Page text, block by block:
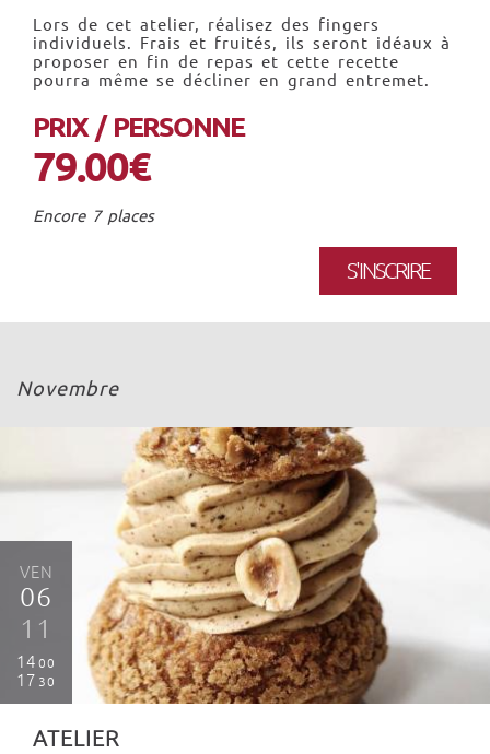
Lors de cet atelier, réalisez des fingers
individuels. Frais et fruités, ils seront idéaux à
proposer en fin de repas et cette recette
pourra même se décliner en grand entremet.
PRIX / PERSONNE
79.00€
Encore 7 places
S'INSCRIRE
Novembre
VEN
06
11
14 00
17 30
ATELIER